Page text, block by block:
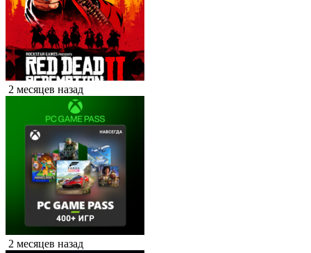
2 месяцев назад
2 месяцев назад